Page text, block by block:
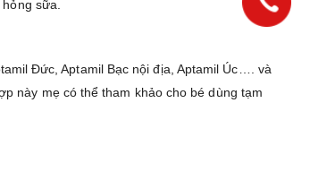
sữa.
Đức, Aptamil Bạc nội địa, Aptamil Úc…. và
này mẹ có thể tham khảo cho bé dùng tạm